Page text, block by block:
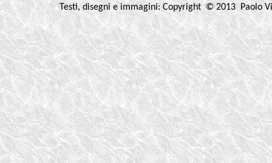
Testi, disegni e immagini: Copyright © 2013 Paolo